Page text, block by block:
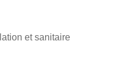
et sanitaire